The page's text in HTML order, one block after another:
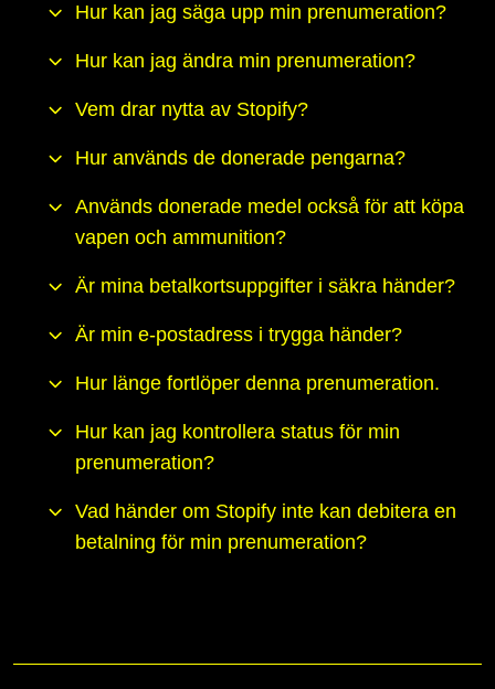
Hur kan jag säga upp min prenumeration?
Hur kan jag ändra min prenumeration?
Vem drar nytta av Stopify?
Hur används de donerade pengarna?
Används donerade medel också för att köpa
vapen och ammunition?
Är mina betalkortsuppgifter i säkra händer?
Är min e-postadress i trygga händer?
Hur länge fortlöper denna prenumeration.
Hur kan jag kontrollera status för min
prenumeration?
Vad händer om Stopify inte kan debitera en
betalning för min prenumeration?